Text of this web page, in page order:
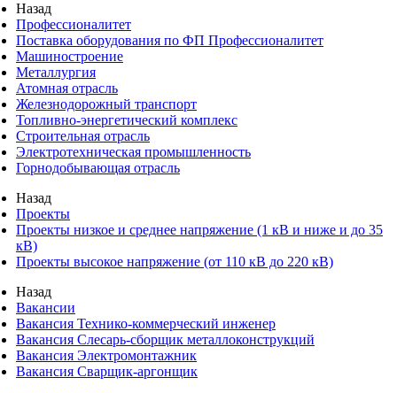
Назад
Профессионалитет
Поставка оборудования по ФП Профессионалитет
Машиностроение
Металлургия
Атомная отрасль
Железнодорожный транспорт
Топливно-энергетический комплекс
Строительная отрасль
Электротехническая промышленность
Горнодобывающая отрасль
Назад
Проекты
Проекты низкое и среднее напряжение (1 кВ и ниже и до 35
кВ)
Проекты высокое напряжение (от 110 кВ до 220 кВ)
Назад
Вакансии
Вакансия Технико-коммерческий инженер
Вакансия Слесарь-сборщик металлоконструкций
Вакансия Электромонтажник
Вакансия Сварщик-аргонщик